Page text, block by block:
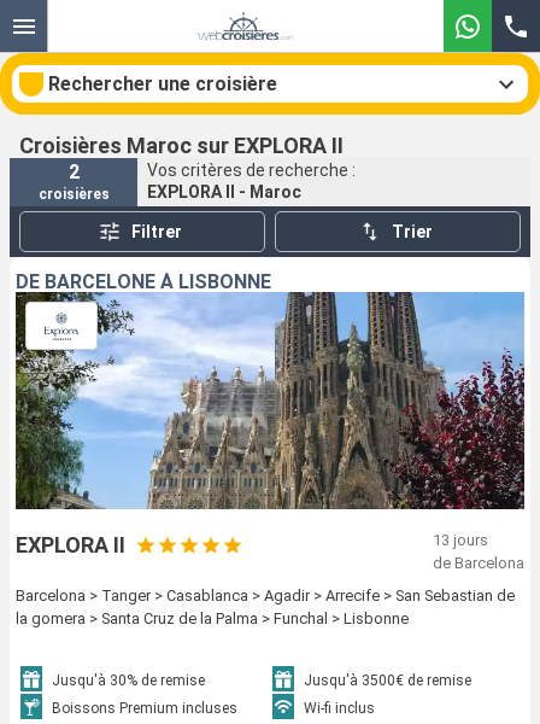
Rechercher une croisière
Nos destinations
Mois de départ
Ports Compagnies
Rechercher
Croisières Maroc sur EXPLORA II
2
croisières
Vos critères de recherche :
EXPLORA II - Maroc
Filtrer Trier
DE BARCELONE À LISBONNE
EXPLORA II
13 jours
de Barcelona
Barcelona > Tanger > Casablanca > Agadir > Arrecife > San Sebastian de
la gomera > Santa Cruz de la Palma > Funchal > Lisbonne
Jusqu'à 30% de remise
Jusqu'à 3500€ de remise
Boissons Premium incluses
Wi-fi inclus